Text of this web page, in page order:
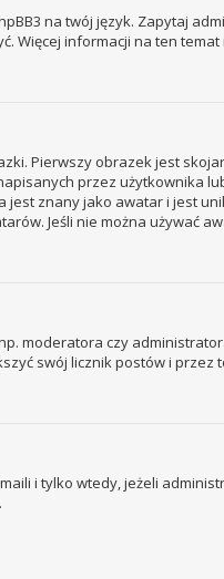
na twój język. Zapytaj
Więcej informacji na ten
Pierwszy obrazek jest
przez użytkownika
jest znany jako awatar i jest
Jeśli nie można używać
moderatora czy
swój licznik postów i przez
i tylko wtedy, jeżeli